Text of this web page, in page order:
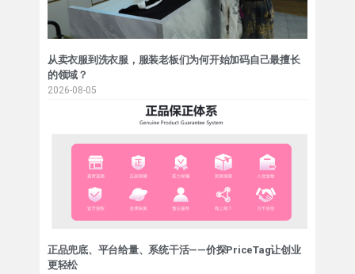
从卖衣服到洗衣服，服装老板们为何开始加码自己最擅长
的领域？
2026-08-05
正品兜底、平台给量、系统干活——价探PriceTag让创业
更轻松